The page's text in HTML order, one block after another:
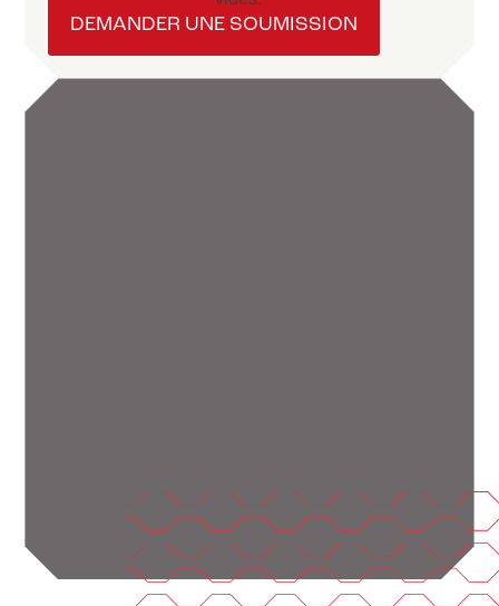
DEMANDER UNE SOUMISSION